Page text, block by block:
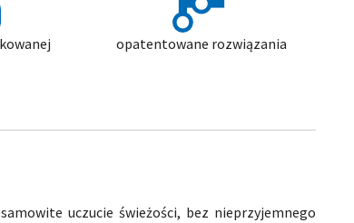
opatentowane rozwiązania
uczucie świeżości, bez nieprzyjemnego